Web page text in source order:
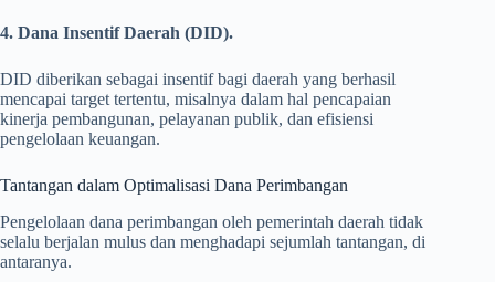
4. Dana Insentif Daerah (DID).
DID diberikan sebagai insentif bagi daerah yang berhasil
mencapai target tertentu, misalnya dalam hal pencapaian
kinerja pembangunan, pelayanan publik, dan efisiensi
pengelolaan keuangan.
Tantangan dalam Optimalisasi Dana Perimbangan
Pengelolaan dana perimbangan oleh pemerintah daerah tidak
selalu berjalan mulus dan menghadapi sejumlah tantangan, di
antaranya.